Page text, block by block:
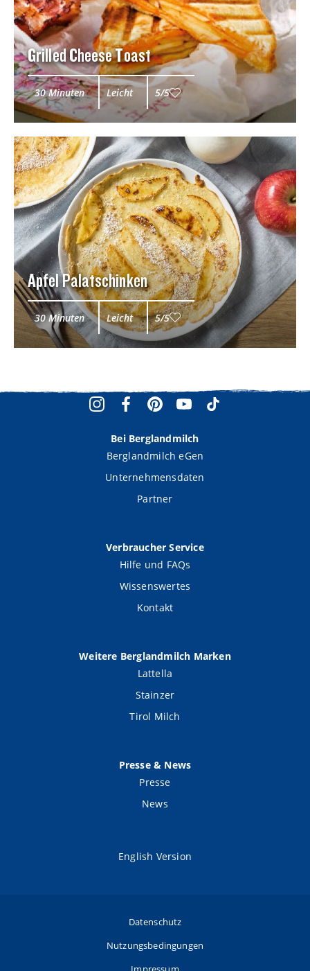
Grilled Cheese Toast
30 Minuten Leicht 5/5
Apfel Palatschinken
30 Minuten Leicht 5/5
Bei Berglandmilch
Berglandmilch eGen
Unternehmensdaten
Partner
Verbraucher Service
Hilfe und FAQs
Wissenswertes
Kontakt
Weitere Berglandmilch Marken
Lattella
Stainzer
Tirol Milch
Presse & News
Presse
News
English Version
Datenschutz
Nutzungsbedingungen